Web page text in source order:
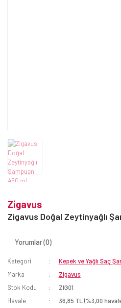
Zigavus
Zigavus Doğal Zeytinyağlı
Yorumlar (0)
Kategori
Kepek ve Yağlı Saç
Marka
Zigavus
Stok Kodu
ZIG01
Havale
36,85 TL (%3,00